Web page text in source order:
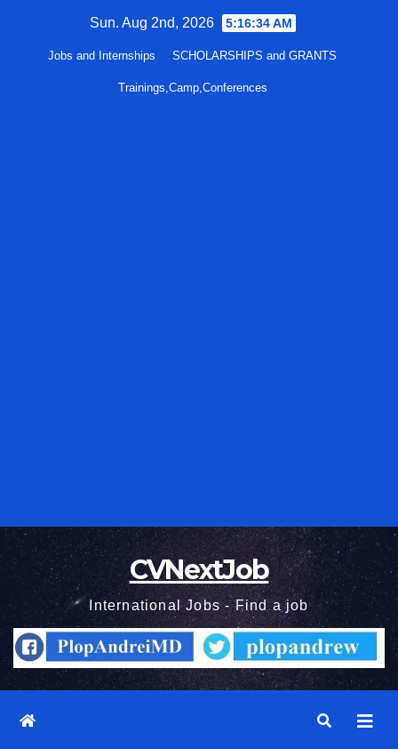
Sun. Aug 2nd, 2026 5:16:35 AM
Jobs and Internships SCHOLARSHIPS and GRANTS
Trainings,Camp,Conferences
CVNextJob
International Jobs - Find a job